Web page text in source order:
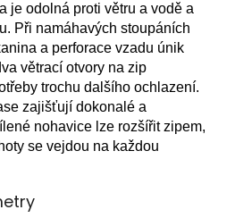
je odolná proti větru a vodě a
Při namáhavých stoupáních
a perforace vzadu únik
větrací otvory na zip
trochu dalšího ochlazení.
zajišťují dokonalé a
nohavice lze rozšířit zipem,
se vejdou na každou